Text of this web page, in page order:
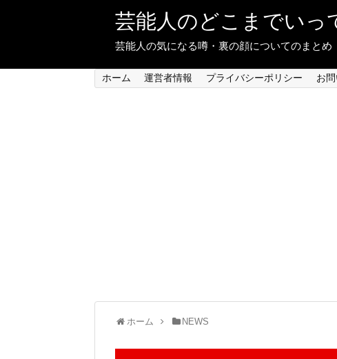
芸能人のどこまでいっ
芸能人の気になる噂・裏の顔についてのまとめ
ホーム 運営者情報 プライバシーポリシー お
ホーム NEWS